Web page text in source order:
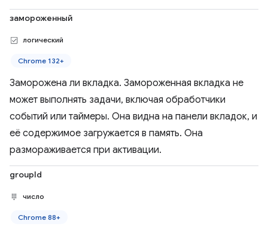
замороженный
логический
Chrome 132+
Заморожена ли вкладка. Замороженная вкладка не
может выполнять задачи, включая обработчики
событий или таймеры. Она видна на панели вкладок, и
её содержимое загружается в память. Она
размораживается при активации.
groupId
число
Chrome 88+